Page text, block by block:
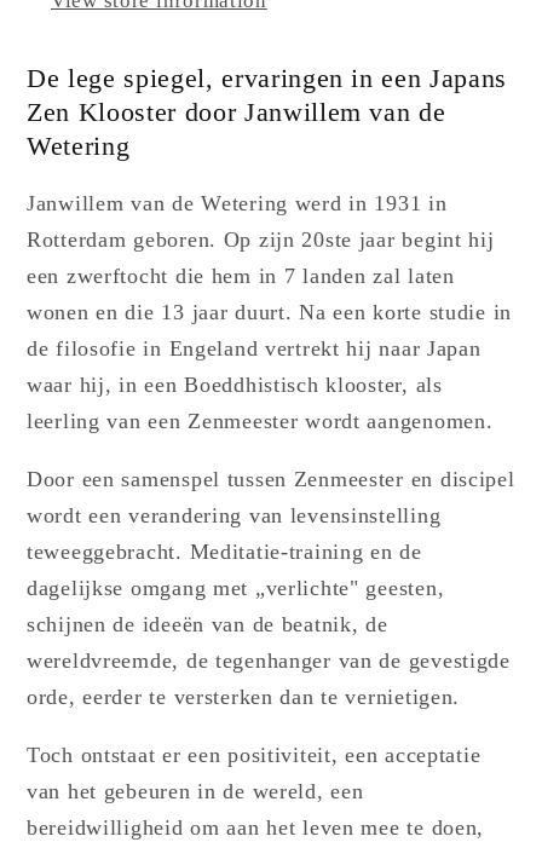
De lege spiegel, ervaringen in een Japans
Zen Klooster door Janwillem van de
Wetering
Janwillem van de Wetering werd in 1931 in
Rotterdam geboren. Op zijn 20ste jaar begint hij
een zwerftocht die hem in 7 landen zal laten
wonen en die 13 jaar duurt. Na een korte studie in
de filosofie in Engeland vertrekt hij naar Japan
waar hij, in een Boeddhistisch klooster, als
leerling van een Zenmeester wordt aangenomen.
Door een samenspel tussen Zenmeester en discipel
wordt een verandering van levensinstelling
teweeggebracht. Meditatie-training en de
dagelijkse omgang met „verlichte" geesten,
schijnen de ideeën van de beatnik, de
wereldvreemde, de tegenhanger van de gevestigde
orde, eerder te versterken dan te vernietigen.
Toch ontstaat er een positiviteit, een acceptatie
van het gebeuren in de wereld, een
bereidwilligheid om aan het leven mee te doen,